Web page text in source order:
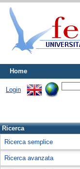
Home
Login
Ricerca
Ricerca semplice
Ricerca avanzata